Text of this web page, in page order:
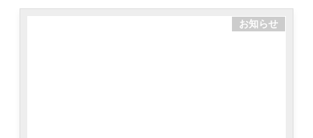
お知らせ